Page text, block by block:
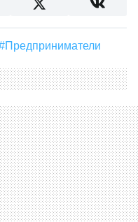
#предприниматели